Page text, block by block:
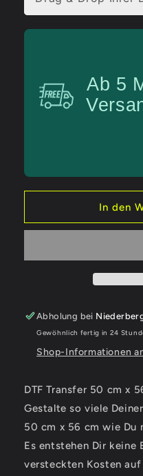
Transfer50x56
Ab 5
In den
Abholung bei
Gewöhnlich fertig in 24
Shop-Informationen
DTF Transfer 50 cm x
Gestalte so viele
50 cm x 56 cm wie Du
Es entstehen Dir keine
versteckten Kosten